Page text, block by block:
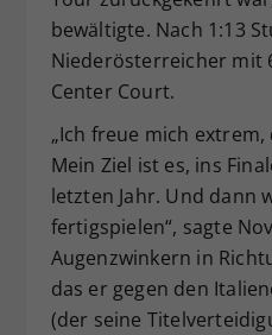
bewältigte. Nach 1:13
Niederösterreicher mit
Center Court.
„Ich freue mich
Mein Ziel ist es, ins
letzten Jahr. Und dann
fertigspielen“, sagte
Augenzwinkern in
das er gegen den
(der seine